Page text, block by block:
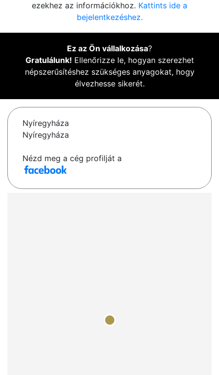
ezekhez az információkhoz. Kattints ide a
bejelentkezéshez.
Ez az Ön vállalkozása?
Gratulálunk! Ellenőrizze le, hogyan szerezhet
népszerűsítéshez szükséges anyagokat, hogy
élvezhesse sikerét.
Nyíregyháza
Nyíregyháza
Nézd meg a cég profilját a